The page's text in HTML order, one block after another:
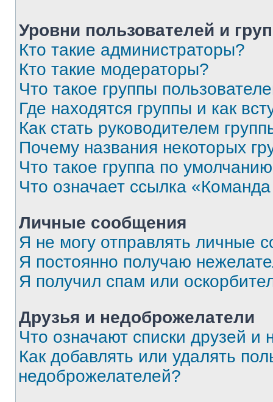
Уровни пользователей и
Кто такие администраторы?
Кто такие модераторы?
Что такое группы
Где находятся группы и как
Как стать руководителем
Почему названия некоторых
Что такое группа по
Что означает ссылка
Личные сообщения
Я не могу отправлять личные
Я постоянно получаю
Я получил спам или
Друзья и недоброжелатели
Что означают списки друзей и
Как добавлять или удалять
недоброжелателей?